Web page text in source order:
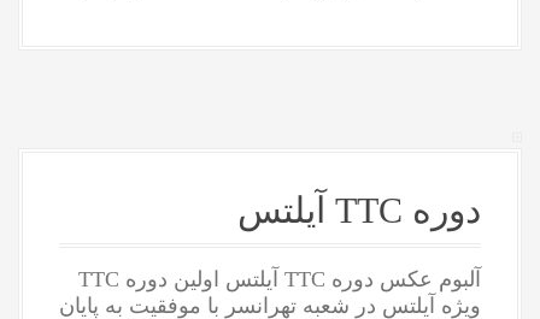
دوره TTC آیلتس
آلبوم عکس دوره TTC آیلتس اولین دوره TTC
ویژه آیلتس در شعبه تهرانسر با موفقیت به پایان